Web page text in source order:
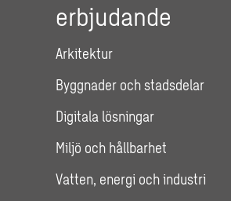
erbjudande
Arkitektur
Byggnader och stadsdelar
Digitala lösningar
Miljö och hållbarhet
Vatten, energi och industri